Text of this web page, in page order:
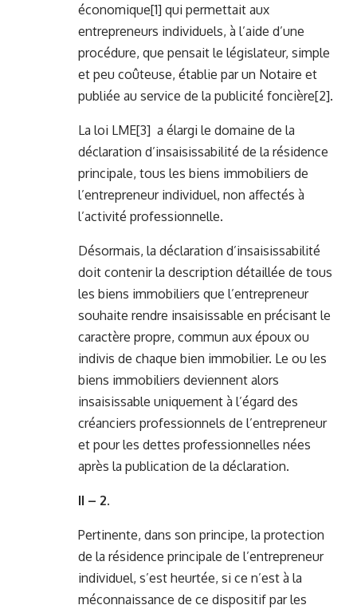
économique[1] qui permettait aux
entrepreneurs individuels, à l’aide d’une
procédure, que pensait le législateur, simple
et peu coûteuse, établie par un Notaire et
publiée au service de la publicité foncière[2].
La loi LME[3] a élargi le domaine de la
déclaration d’insaisissabilité de la résidence
principale, tous les biens immobiliers de
l’entrepreneur individuel, non affectés à
l’activité professionnelle.
Désormais, la déclaration d’insaisissabilité
doit contenir la description détaillée de tous
les biens immobiliers que l’entrepreneur
souhaite rendre insaisissable en précisant le
caractère propre, commun aux époux ou
indivis de chaque bien immobilier. Le ou les
biens immobiliers deviennent alors
insaisissable uniquement à l’égard des
créanciers professionnels de l’entrepreneur
et pour les dettes professionnelles nées
après la publication de la déclaration.
II – 2.
Pertinente, dans son principe, la protection
de la résidence principale de l’entrepreneur
individuel, s’est heurtée, si ce n’est à la
méconnaissance de ce dispositif par les